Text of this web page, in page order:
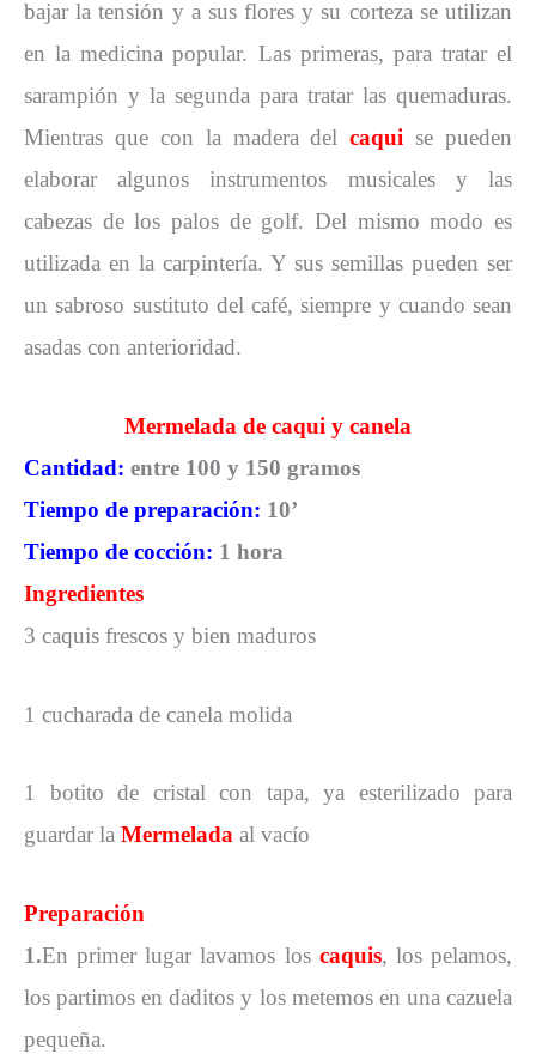
bajar la tensión y a sus flores y su corteza se utilizan
en la medicina popular. Las primeras, para tratar el
sarampión y la segunda para tratar las quemaduras.
Mientras que con la madera delcaqui se pueden
elaborar algunos instrumentos musicales y las
cabezas de los palos de golf. Del mismo modo es
utilizada en la carpintería. Y sus semillas pueden ser
un sabroso sustituto del café, siempre y cuando sean
asadas con anterioridad.
Mermelada de caqui y canela
Cantidad: entre 100 y 150 gramos
Tiempo de preparación: 10’
Tiempo de cocción: 1 hora
Ingredientes
3 caquis frescos y bien maduros
1 cucharada de canela molida
1 botito de cristal con tapa, ya esterilizado para
guardar la Mermelada al vacío
Preparación
1.En primer lugar lavamos los caquis, los pelamos,
los partimos en daditos y los metemos en una cazuela
pequeña.